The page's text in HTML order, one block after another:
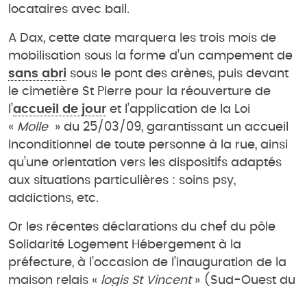
locataires avec bail.
A Dax, cette date marquera les trois mois de
mobilisation sous la forme d’un campement de
sans abri sous le pont des arènes, puis devant
le cimetière St Pierre pour la réouverture de
l’accueil de jour et l’application de la Loi
« Molle » du 25/03/09, garantissant un accueil
Inconditionnel de toute personne à la rue, ainsi
qu’une orientation vers les dispositifs adaptés
aux situations particulières : soins psy,
addictions, etc.
Or les récentes déclarations du chef du pôle
Solidarité Logement Hébergement à la
préfecture, à l’occasion de l’inauguration de la
maison relais « logis St Vincent» (Sud-Ouest du